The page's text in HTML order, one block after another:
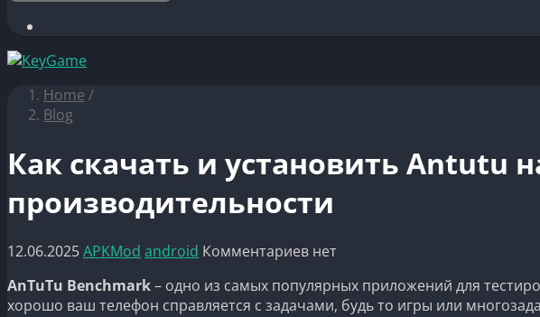
Home /
Blog
Как скачать и установить Antutu
производительности
12.06.2025APKMod android Комментариев нет
AnTuTu Benchmark– одно из самых популярных приложений для
хорошо ваш телефон справляется с задачами, будь то игры или